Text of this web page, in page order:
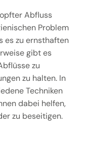
Abfluss
Problem
es zu ernsthaften
gibt es
zu
zu halten. In
Techniken
dabei helfen,
zu beseitigen.